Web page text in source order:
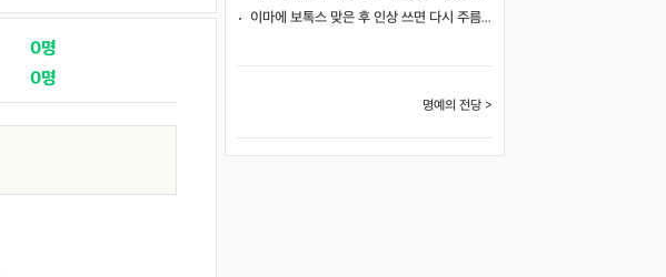
0명
0명
이마에 보톡스 맞은 후 인상 쓰면 다시 주름이 생길까요?
명예의 전당 >